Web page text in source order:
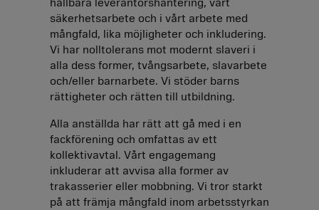
hållbara leverantörshantering, vårt
säkerhetsarbete och i vårt arbete med
mångfald, lika möjligheter och inkludering.
Vi har nolltolerans mot modernt slaveri i
alla dess former, tvångsarbete, slavarbete
och/eller barnarbete. Vi stöder barns
rättigheter och rätten till utbildning.
Alla anställda har rätt att gå med i en
fackförening och omfattas av ett
kollektivavtal. Vårt engagemang
inkluderar att avvisa alla former av
trakasserier eller mobbning. Vi tror starkt
på att främja mångfald inom arbetsstyrkan